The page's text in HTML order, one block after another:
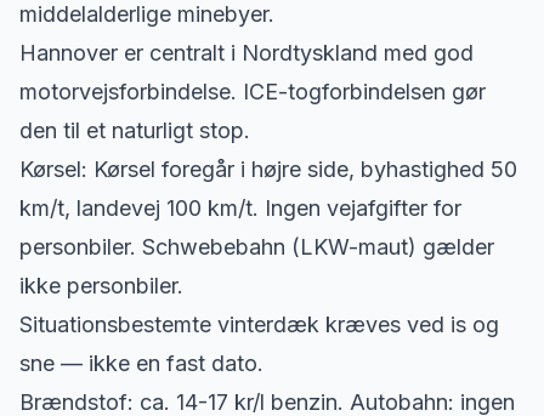
middelalderlige minebyer.
Hannover er centralt i Nordtyskland med god
motorvejsforbindelse. ICE-togforbindelsen gør
den til et naturligt stop.
Kørsel: Kørsel foregår i højre side, byhastighed 50
km/t, landevej 100 km/t. Ingen vejafgifter for
personbiler. Schwebebahn (LKW-maut) gælder
ikke personbiler.
Situationsbestemte vinterdæk kræves ved is og
sne — ikke en fast dato.
Brændstof: ca. 14-17 kr/l benzin. Autobahn: ingen